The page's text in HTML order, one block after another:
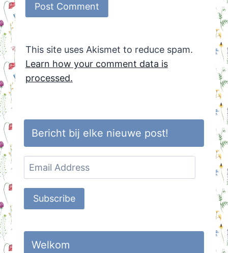
This site uses Akismet to reduce spam.
Learn how your comment data is
processed.
Bericht bij elke nieuwe post!
Email
Address
Subscribe
Welkom